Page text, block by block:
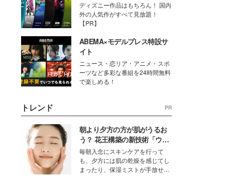
ディズニー作品はもちろん！ 国内
外の人気作がすべて見放題！
【PR】
ABEMA×モデルプレス特設サ
イト
ニュース・恋リア・アニメ・スポ
ーツなど多彩な番組を24時間無料
で楽しめる！
トレンド PR
朝より夕方の方が肌がうるお
う？ 花王構築の新技術「ウォ
ーターキャプチャリングスキ
ン（捕水肌）」がスキンケア
の常識を変える予感
毎朝入念にスキンケアを行って
も、夕方には肌の乾燥を感じてし
まったり、保湿ミストが手放せな